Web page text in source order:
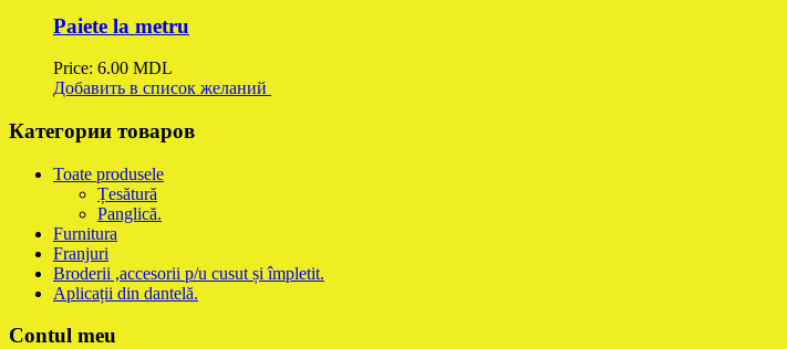
Paiete la metru
Price: 6.00 MDL
Добавить в список желаний
Категории товаров
Toate produsele
Țesătură
Panglică.
Furnitura
Franjuri
Broderii ,accesorii p/u cusut și împletit.
Aplicații din dantelă.
Contul meu